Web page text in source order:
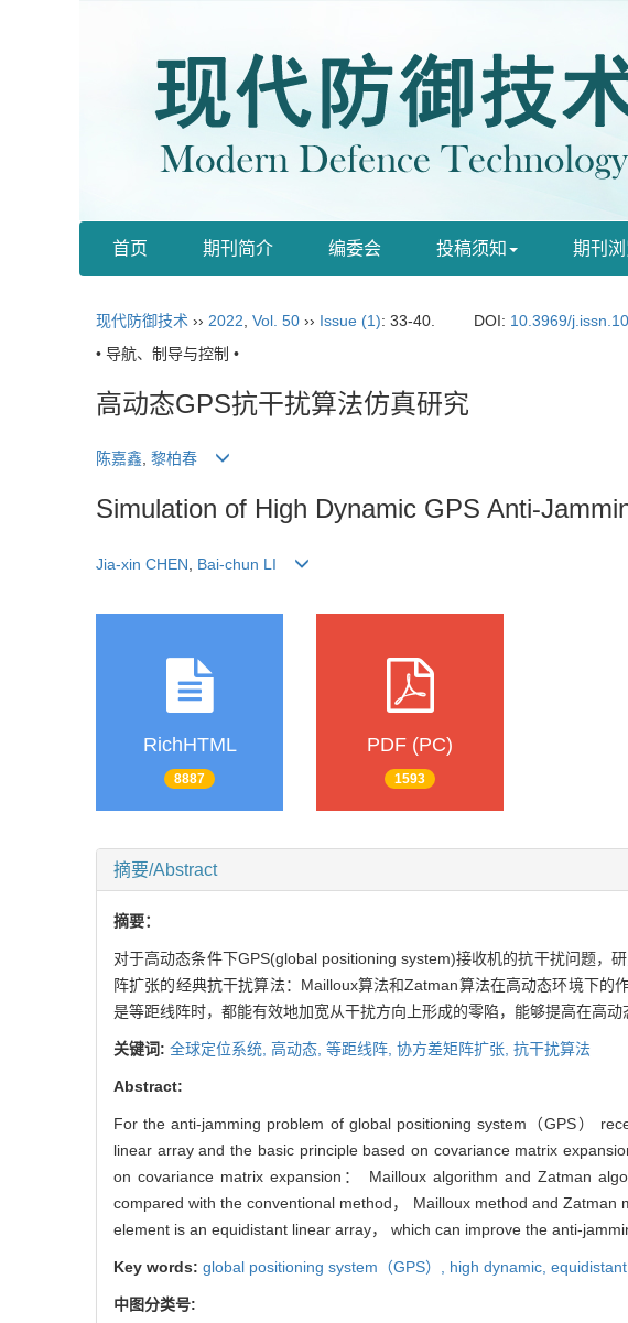
首页 期刊简介 编委会 投稿须知 期刊
现代防御技术 ›› 2022 Vol. 50 ›› Issue (1): 33-40. DOI: 10.3969/
• 导航、制导与控制 •
高动态GPS抗干扰算法仿真研究
陈嘉鑫, 黎柏春
Simulation of High Dynamic GPS
Jia-xin CHEN Bai-chun LI
RichHTML
8887
PDF (PC)
1593
摘要/Abstract
摘要：
对于高动态条件下GPS(global positioning system)接收机的抗干扰问题，
阵扩张的经典抗干扰算法：Mailloux算法和Zatman算法在高动态环境下
是等距线阵时，都能有效地加宽从干扰方向上形成的零陷，能够提高在高
关键词: 全球定位系统, 高动态, 等距线阵, 协方差矩阵扩张, 抗干扰算法
Abstract:
For the anti-jamming problem of global positioning system（GPS）
linear array and the basic principle based on covariance matrix
on covariance matrix expansion： Mailloux algorithm and Zatman
compared with the conventional method， Mailloux method and
element is an equidistant linear array， which can improve the anti-
Key words: global positioning system（GPS）, high dynamic,
中图分类号: